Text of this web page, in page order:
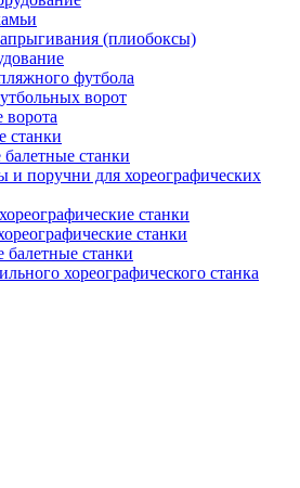
(плиобоксы)
футбола
ворот
станки
станки
поручни для хореографических
станки
станки
станки
хореографического станка